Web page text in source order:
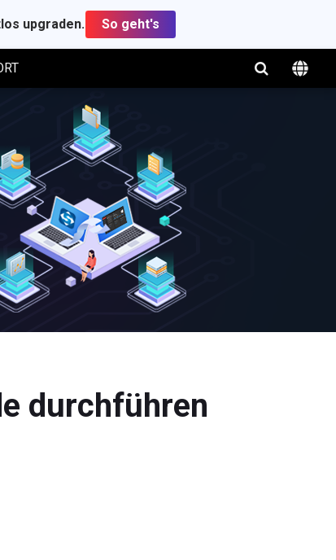
upgraden. So geht's
durchführen